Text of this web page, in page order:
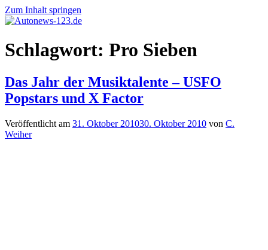
Zum Inhalt springen
Autonews-
123.de
Autonews
mit
Schlagwort: Pro Sieben
Das Jahr der Musiktalente – USFO
Popstars und X Factor
Veröffentlicht am 31. Oktober 201030. Oktober 2010 von C.
Weiher